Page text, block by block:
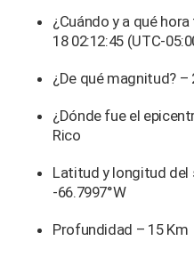
¿Cuándo y a qué
18 02:12:45 (UTC-
¿De qué magnitud? –
¿Dónde fue el
Rico
Latitud y longitud del
-66.7997°W
Profundidad – 15 Km